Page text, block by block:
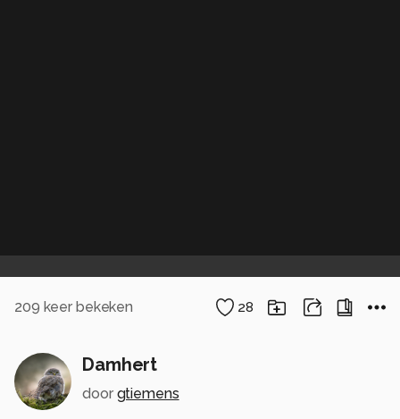
209 keer bekeken 28
Damhert
door gtiemens